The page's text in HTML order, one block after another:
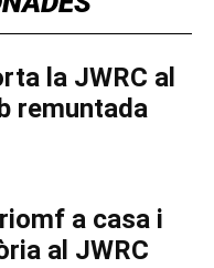
la JWRC al
remuntada
a casa i
al JWRC